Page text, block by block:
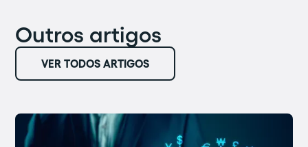
Outros artigos
VER TODOS ARTIGOS